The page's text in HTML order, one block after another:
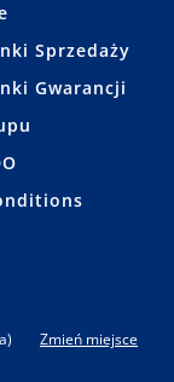
Sprzedaży
Gwarancji
Zmień miejsce